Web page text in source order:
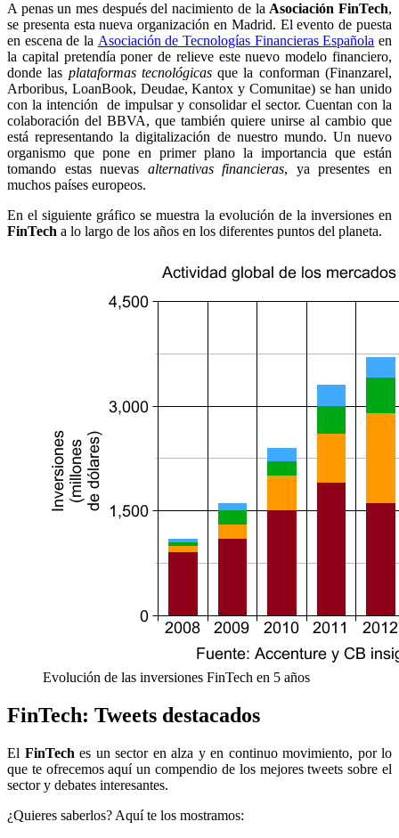
A penas un mes después del nacimiento de la Asociación FinTech,
se presenta esta nueva organización en Madrid. El evento de puesta
en escena de la Asociación de Tecnologías Financieras Española en
la capital pretendía poner de relieve este nuevo modelo financiero,
donde las plataformas tecnológicasque la conforman (Finanzarel,
Arboribus, LoanBook, Deudae, Kantox y Comunitae) se han unido
con la intención de impulsar y consolidar el sector. Cuentan con la
colaboración del BBVA, que también quiere unirse al cambio que
está representando la digitalización de nuestro mundo. Un nuevo
organismo que pone en primer plano la importancia que están
tomando estas nuevas alternativas financieras, ya presentes en
muchos países europeos.
En el siguiente gráfico se muestra la evolución de la inversiones en
FinTech a lo largo de los años en los diferentes puntos del planeta.
Evolución de las inversiones FinTech en 5 años
FinTech: Tweets destacados
El FinTech es un sector en alza y en continuo movimiento, por lo
que te ofrecemos aquí un compendio de los mejores tweets sobre el
sector y debates interesantes.
¿Quieres saberlos? Aquí te los mostramos: